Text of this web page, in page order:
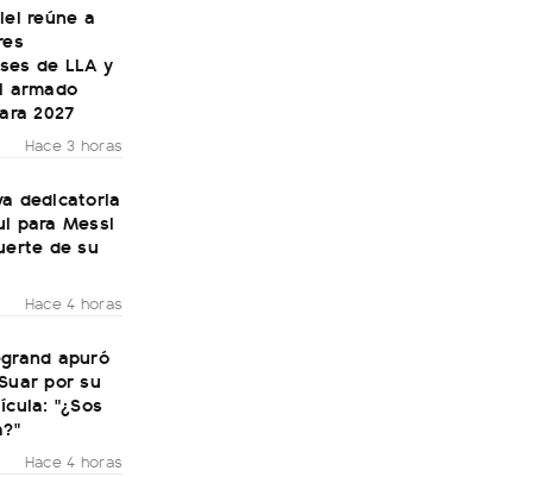
reúne a
de LLA y
armado
2027
Hace 3 horas
dedicatoria
para Messi
de su
Hace 4 horas
apuró
por su
"¿Sos
Hace 4 horas